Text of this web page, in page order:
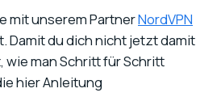
mit unserem PartnerNordVPN
Damit du dich nicht jetzt damit
man Schritt für Schritt
hier Anleitung